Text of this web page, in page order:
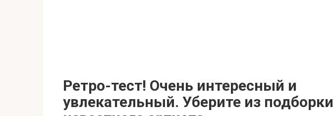
Ретро-тест! Очень интересный и
увлекательный. Уберите из подборки